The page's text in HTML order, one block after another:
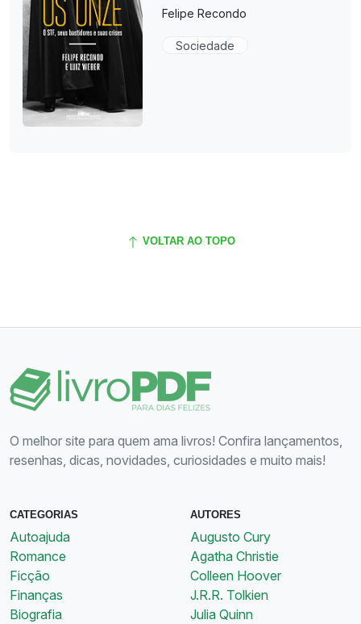
Felipe Recondo
Sociedade
VOLTAR AO TOPO
O melhor site para quem ama livros! Confira lançamentos,
resenhas, dicas, novidades, curiosidades e muito mais!
CATEGORIAS
Autoajuda
Romance
Ficção
Finanças
Biografia
AUTORES
Augusto Cury
Agatha Christie
Colleen Hoover
J.R.R. Tolkien
Julia Quinn